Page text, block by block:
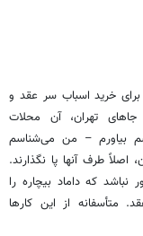
خرید اسباب سر عقد و
تهران، آن محلات
بیاورم – من می‌شناسم
طرف آنها پا نگذارند.
که داماد بیچاره را
متأسفانه از این کارها